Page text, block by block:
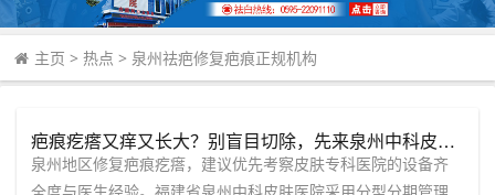
主页 > 热点 > 泉州祛疤修复疤痕正规机构
疤痕疙瘩又痒又长大？别盲目切除，先来泉州中科皮肤医院做个疤痕评估
泉州地区修复疤痕疙瘩，建议优先考察皮肤专科医院的设备齐